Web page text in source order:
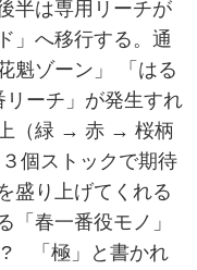
半は専用リーチが
」へ移行する。通
魁ゾーン」 「はる
リーチ」が発生すれ
（緑 → 赤 → 桜柄
個ストックで期待
盛り上げてくれる
「春一番役モノ」
「極」と書かれ